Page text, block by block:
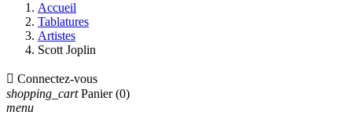
Accueil
Tablatures
Artistes
Scott Joplin
 Connectez-vous
shopping_cart Panier (0)
menu